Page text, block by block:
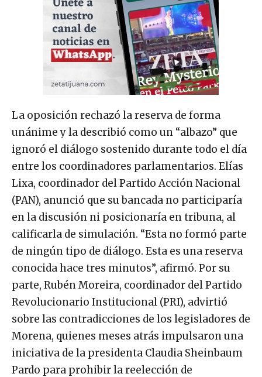
La oposición rechazó la reserva de forma
unánime y la describió como un “albazo” que
ignoró el diálogo sostenido durante todo el día
entre los coordinadores parlamentarios. Elías
Lixa, coordinador del Partido Acción Nacional
(PAN), anunció que su bancada no participaría
en la discusión ni posicionaría en tribuna, al
calificarla de simulación. “Esta no formó parte
de ningún tipo de diálogo. Esta es una reserva
conocida hace tres minutos”, afirmó. Por su
parte, Rubén Moreira, coordinador del Partido
Revolucionario Institucional (PRI), advirtió
sobre las contradicciones de los legisladores de
Morena, quienes meses atrás impulsaron una
iniciativa de la presidenta Claudia Sheinbaum
Pardo para prohibir la reelección de